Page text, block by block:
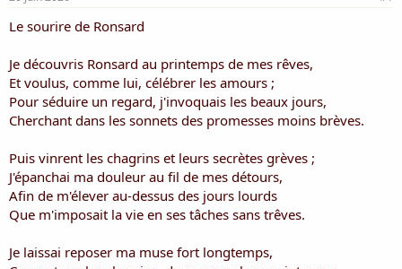
e
l
d
i
c
u
s
i
o
é
b
t
Le sourire de Ronsard
Je découvris Ronsard au printemps de mes rêves,
Et voulus, comme lui, célébrer les amours ;
Pour séduire un regard, j'invoquais les beaux jours,
Cherchant dans les sonnets des promesses moins brèves.
Puis vinrent les chagrins et leurs secrètes grèves ;
J'épanchai ma douleur au fil de mes détours,
Afin de m'élever au-dessus des jours lourds
Que m'imposait la vie en ses tâches sans trêves.
Je laissai reposer ma muse fort longtemps,